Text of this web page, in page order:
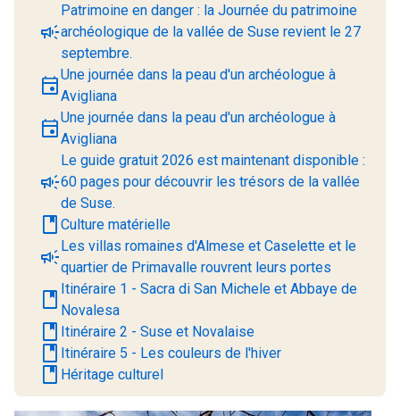
campaign
Patrimoine en danger : la Journée du patrimoine
archéologique de la vallée de Suse revient le 27
septembre.
eventUne journée dans la peau d'un archéologue à
Avigliana
eventUne journée dans la peau d'un archéologue à
Avigliana
campaign
Le guide gratuit 2026 est maintenant disponible :
60 pages pour découvrir les trésors de la vallée
de Suse.
book Culture matérielle
campaignLes villas romaines d'Almese et Caselette et le
quartier de Primavalle rouvrent leurs portes
book Itinéraire 1 - Sacra di San Michele et Abbaye de
Novalesa
book Itinéraire 2 - Suse et Novalaise
book Itinéraire 5 - Les couleurs de l'hiver
book Héritage culturel